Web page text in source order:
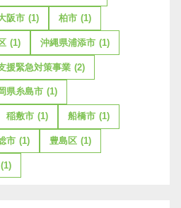
阪市 (1) 柏市 (1)
(1) 沖縄県浦添市 (1)
援緊急対策事業 (2)
県糸島市 (1)
稲敷市 (1) 船橋市 (1)
市 (1) 豊島区 (1)
(1)